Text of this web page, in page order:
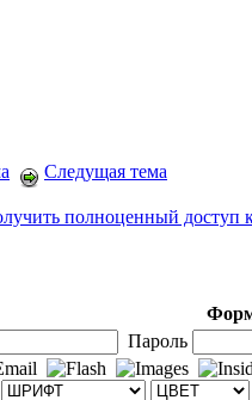
Следущая тема
полноценный доступ
Пароль